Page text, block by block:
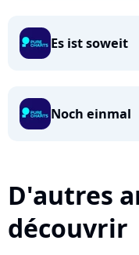
Es ist soweit
Noch einmal
D'autres
découvrir